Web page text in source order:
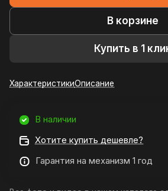
В корзине
Купить в 1
ХарактеристикиОписание
В наличии
Хотите купить дешевле?
Гарантия на механизм 1 год